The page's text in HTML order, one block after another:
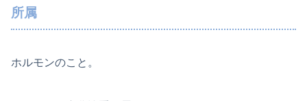
所属
ホルモンのこと。